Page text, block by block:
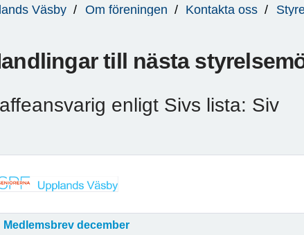
Väsby Om föreningen Kontakta oss
till nästa
enligt Sivs lista: Siv
Medlemsbrev december